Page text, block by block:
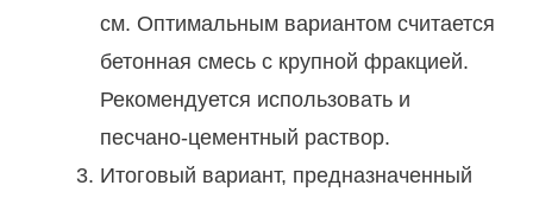
см. Оптимальным вариантом считается
бетонная смесь с крупной фракцией.
Рекомендуется использовать и
песчано-цементный раствор.
Итоговый вариант, предназначенный